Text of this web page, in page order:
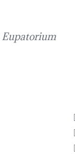
Eupatorium